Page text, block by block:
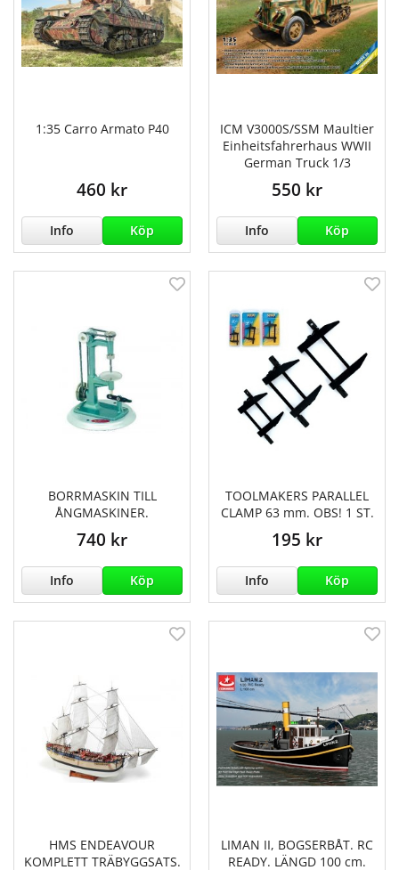
1:35 Carro Armato P40
460 kr
Info Köp
ICM V3000S/SSM Maultier
Einheitsfahrerhaus WWII
German Truck 1/3
550 kr
Info Köp
BORRMASKIN TILL
ÅNGMASKINER.
740 kr
Info Köp
TOOLMAKERS PARALLEL
CLAMP 63 mm. OBS! 1 ST.
195 kr
Info Köp
HMS ENDEAVOUR
KOMPLETT TRÄBYGGSATS.
LIMAN II, BOGSERBÅT. RC
READY. LÄNGD 100 cm.